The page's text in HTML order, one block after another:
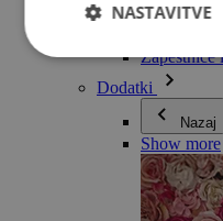
Nakit za pare
Zapestnice
Dodatki
Nazaj
Show more
NASTAVITVE